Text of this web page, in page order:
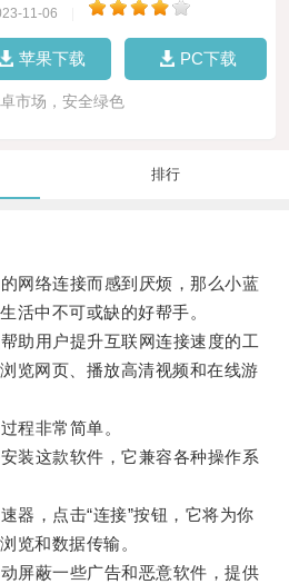
11-06
苹果下载 PC下载
市场，安全绿色
排行
络连接而感到厌烦，那么小蓝
活中不可或缺的好帮手。
用户提升互联网连接速度的工
览网页、播放高清视频和在线游
非常简单。
这款软件，它兼容各种操作系
，点击“连接”按钮，它将为你
览和数据传输。
蔽一些广告和恶意软件，提供